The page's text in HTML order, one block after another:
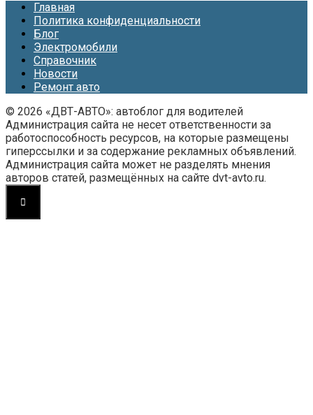
Главная
Политика конфиденциальности
Блог
Электромобили
Справочник
Новости
Ремонт авто
© 2026 «ДВТ-АВТО»: автоблог для водителей
Администрация сайта не несет ответственности за
работоспособность ресурсов, на которые размещены
гиперссылки и за содержание рекламных объявлений.
Администрация сайта может не разделять мнения
авторов статей, размещённых на сайте dvt-avto.ru.